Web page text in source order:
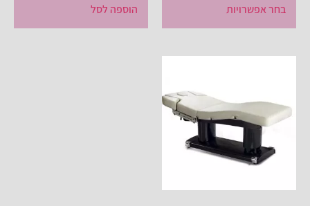
בחר אפשרויות הוספה לסל